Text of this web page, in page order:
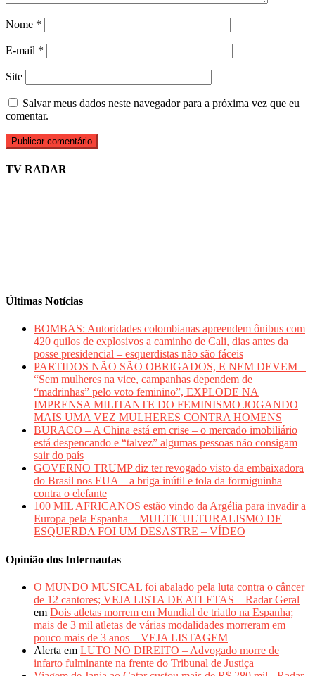
Nome *
E-mail *
Site
Salvar meus dados neste navegador para a próxima vez que eu
comentar.
TV RADAR
Últimas Notícias
BOMBAS: Autoridades colombianas apreendem ônibus com
420 quilos de explosivos a caminho de Cali, dias antes da
posse presidencial – esquerdistas não são fáceis
PARTIDOS NÃO SÃO OBRIGADOS, E NEM DEVEM –
“Sem mulheres na vice, campanhas dependem de
“madrinhas” pelo voto feminino”, EXPLODE NA
IMPRENSA MILITANTE DO FEMINISMO JOGANDO
MAIS UMA VEZ MULHERES CONTRA HOMENS
BURACO – A China está em crise – o mercado imobiliário
está despencando e “talvez” algumas pessoas não consigam
sair do país
GOVERNO TRUMP diz ter revogado visto da embaixadora
do Brasil nos EUA – a briga inútil e tola da formiguinha
contra o elefante
100 MIL AFRICANOS estão vindo da Argélia para invadir a
Europa pela Espanha – MULTICULTURALISMO DE
ESQUERDA FOI UM DESASTRE – VÍDEO
Opinião dos Internautas
O MUNDO MUSICAL foi abalado pela luta contra o câncer
de 12 cantores; VEJA LISTA DE ATLETAS – Radar Geral
em Dois atletas morrem em Mundial de triatlo na Espanha;
mais de 3 mil atletas de várias modalidades morreram em
pouco mais de 3 anos – VEJA LISTAGEM
Alerta em LUTO NO DIREITO – Advogado morre de
infarto fulminante na frente do Tribunal de Justiça